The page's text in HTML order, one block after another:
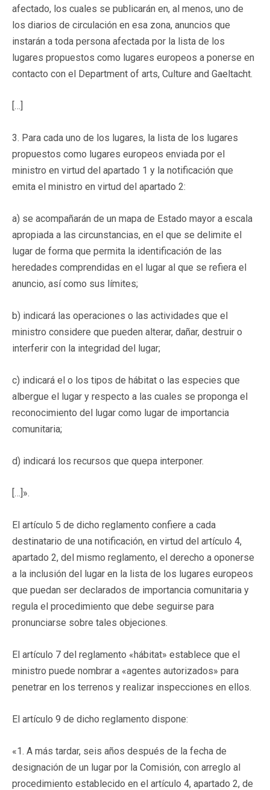
afectado, los cuales se publicarán en, al menos, uno de
los diarios de circulación en esa zona, anuncios que
instarán a toda persona afectada por la lista de los
lugares propuestos como lugares europeos a ponerse en
contacto con el Department of arts, Culture and Gaeltacht.
[…]
3. Para cada uno de los lugares, la lista de los lugares
propuestos como lugares europeos enviada por el
ministro en virtud del apartado 1 y la notificación que
emita el ministro en virtud del apartado 2:
a) se acompañarán de un mapa de Estado mayor a escala
apropiada a las circunstancias, en el que se delimite el
lugar de forma que permita la identificación de las
heredades comprendidas en el lugar al que se refiera el
anuncio, así como sus límites;
b) indicará las operaciones o las actividades que el
ministro considere que pueden alterar, dañar, destruir o
interferir con la integridad del lugar;
c) indicará el o los tipos de hábitat o las especies que
albergue el lugar y respecto a las cuales se proponga el
reconocimiento del lugar como lugar de importancia
comunitaria;
d) indicará los recursos que quepa interponer.
[…]».
El artículo 5 de dicho reglamento confiere a cada
destinatario de una notificación, en virtud del artículo 4,
apartado 2, del mismo reglamento, el derecho a oponerse
a la inclusión del lugar en la lista de los lugares europeos
que puedan ser declarados de importancia comunitaria y
regula el procedimiento que debe seguirse para
pronunciarse sobre tales objeciones.
El artículo 7 del reglamento «hábitat» establece que el
ministro puede nombrar a «agentes autorizados» para
penetrar en los terrenos y realizar inspecciones en ellos.
El artículo 9 de dicho reglamento dispone:
«1. A más tardar, seis años después de la fecha de
designación de un lugar por la Comisión, con arreglo al
procedimiento establecido en el artículo 4, apartado 2, de